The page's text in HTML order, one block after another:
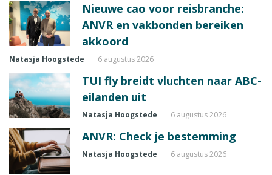
Nieuwe cao voor reisbranche:
ANVR en vakbonden bereiken
akkoord
Natasja Hoogstede 6 augustus 2026
TUI fly breidt vluchten naar ABC-
eilanden uit
Natasja Hoogstede 6 augustus 2026
ANVR: Check je bestemming
Natasja Hoogstede 6 augustus 2026